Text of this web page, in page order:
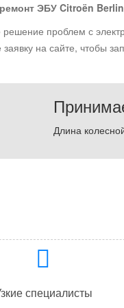
ЭБУ Citroën
решение проблем с
заявку на сайте, чтобы
Длина
специалисты